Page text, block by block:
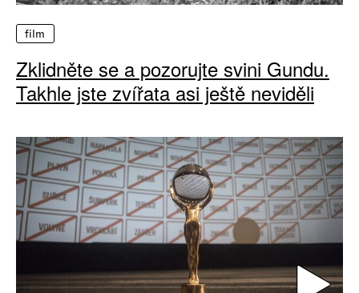
film
Zklidněte se a pozorujte svini Gundu.
Takhle jste zvířata asi ještě neviděli